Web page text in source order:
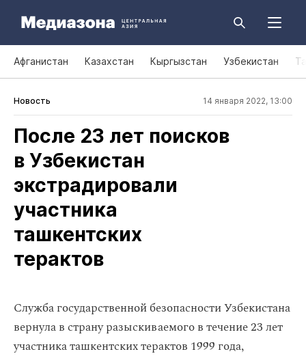
Афганистан Казахстан Кыргызстан Узбекистан
Новость 14 января 2022, 13:00
После 23 лет поисков
в Узбекистан
экстрадировали
участника
ташкентских
терактов
Служба государственной безопасности Узбекистана
вернула в страну разыскиваемого в течение 23 лет
участника ташкентских терактов 1999 года,